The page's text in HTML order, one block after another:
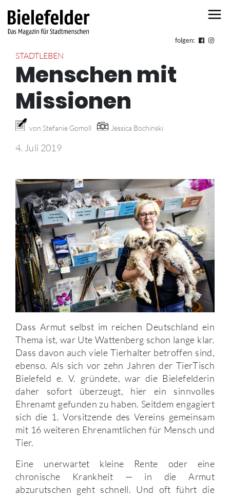
folgen:
STADTLEBEN
Menschen mit
Missionen
von Stefanie Gomoll Jessica Bochinski
4. Juli 2019
Dass Armut selbst im reichen Deutschland ein
Thema ist, war Ute Wattenberg schon lange klar.
Dass davon auch viele Tierhalter betroffen sind,
ebenso. Als sich vor zehn Jahren der TierTisch
Bielefeld e. V. gründete, war die Bielefelderin
daher sofort überzeugt, hier ein sinnvolles
Ehrenamt gefunden zu haben. Seitdem engagiert
sich die 1. Vorsitzende des Vereins gemeinsam
mit 16 weiteren Ehrenamtlichen für Mensch und
Tier.
Eine unerwartet kleine Rente oder eine
chronische Krankheit — in die Armut
abzurutschen geht schnell. Und oft führt die